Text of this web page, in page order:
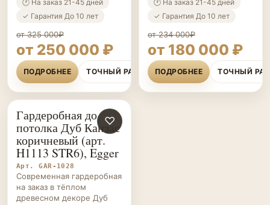
от 325 000₽
от 250 000 ₽
ПОДРОБНЕЕ ТОЧНЫЙ РАСЧЁТ
от 234 000₽
от 180 000 ₽
ПОДРОБНЕЕ ТОЧНЫЙ
ГАРДЕРОБНЫЕ НА ЗАКАЗ
♡
Гардеробная до
потолка Дуб Канзас
коричневый (арт.
H1113 STR6), Egger
Арт. GAR-1028
Современная гардеробная
на заказ в тёплом
древесном декоре Дуб
Канзас коричневый (арт.
★★★★★2 отзыва